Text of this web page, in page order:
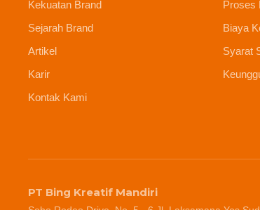
Kekuatan Brand
Sejarah Brand
Artikel
Karir
Kontak Kami
Proses
Biaya
Syarat
PT Bing Kreatif Mandiri